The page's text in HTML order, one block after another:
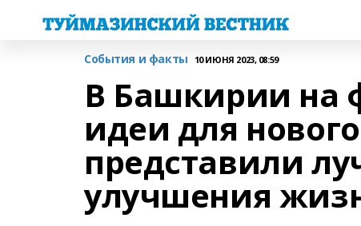
События и факты 10 ИЮНЯ 2023, 08:59
В Башкирии на
идеи для
представили
улучшения